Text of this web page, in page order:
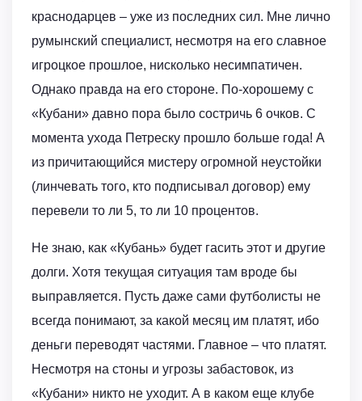
краснодарцев – уже из последних сил. Мне лично
румынский специалист, несмотря на его славное
игроцкое прошлое, нисколько несимпатичен.
Однако правда на его стороне. По-хорошему с
«Кубани» давно пора было состричь 6 очков. С
момента ухода Петреску прошло больше года! А
из причитающийся мистеру огромной неустойки
(линчевать того, кто подписывал договор) ему
перевели то ли 5, то ли 10 процентов.
Не знаю, как «Кубань» будет гасить этот и другие
долги. Хотя текущая ситуация там вроде бы
выправляется. Пусть даже сами футболисты не
всегда понимают, за какой месяц им платят, ибо
деньги переводят частями. Главное – что платят.
Несмотря на стоны и угрозы забастовок, из
«Кубани» никто не уходит. А в каком еще клубе